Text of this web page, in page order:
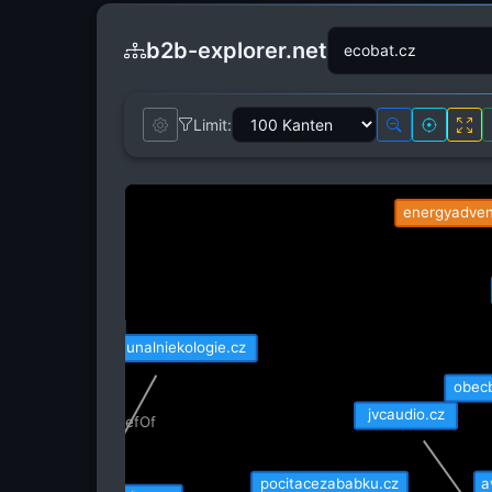
b2b-explorer.net
Limit:
isRefOf
komunalniekologie.cz
pocitacezababku.cz
jvcaudio.cz